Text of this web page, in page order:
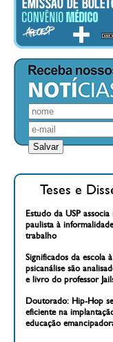
Teses e
Estudo da USP
paulista à
trabalho
Significados da escola
psicanálise são
e livro do professor
Doutorado: Hip-Hop
eficiente na
educação